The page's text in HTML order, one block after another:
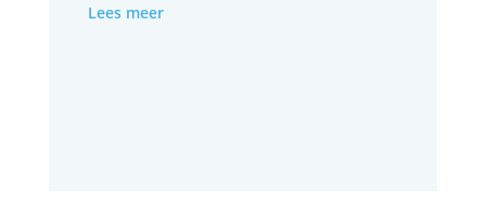
Lees meer